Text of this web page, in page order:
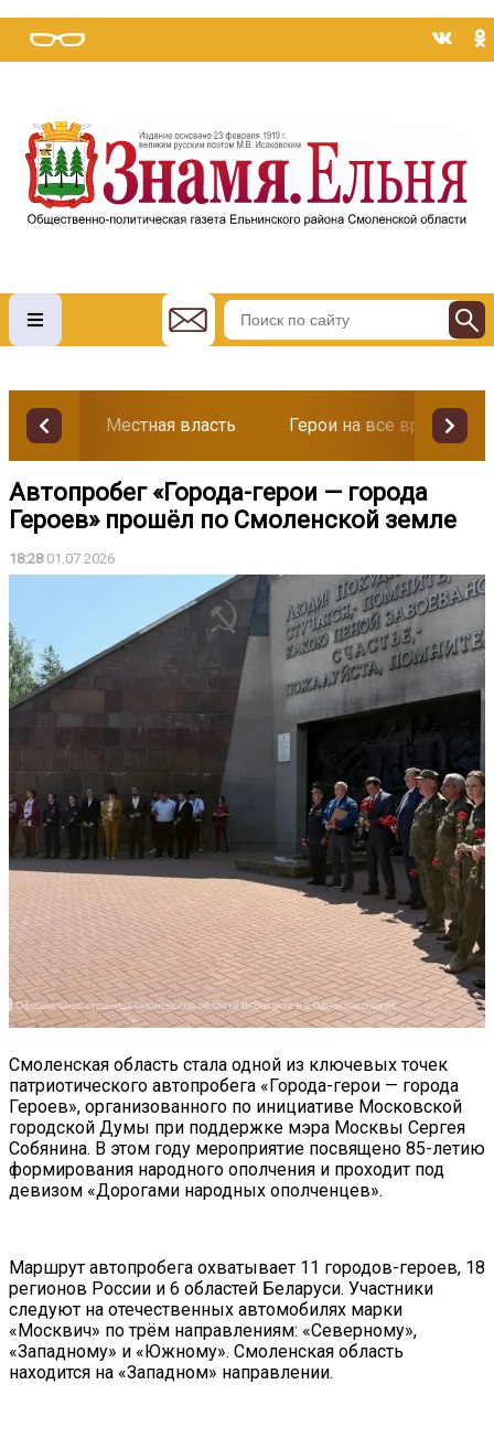
Местная власть Герои на все времена
Автопробег «Города-герои — города
Героев» прошёл по Смоленской земле
18:2801.07.2026
Смоленская область стала одной из ключевых точек
патриотического автопробега «Города-герои — города
Героев», организованного по инициативе Московской
городской Думы при поддержке мэра Москвы Сергея
Собянина. В этом году мероприятие посвящено 85-летию
формирования народного ополчения и проходит под
девизом «Дорогами народных ополченцев».
Маршрут автопробега охватывает 11 городов-героев, 18
регионов России и 6 областей Беларуси. Участники
следуют на отечественных автомобилях марки
«Москвич» по трём направлениям: «Северному»,
«Западному» и «Южному». Смоленская область
находится на «Западном» направлении.